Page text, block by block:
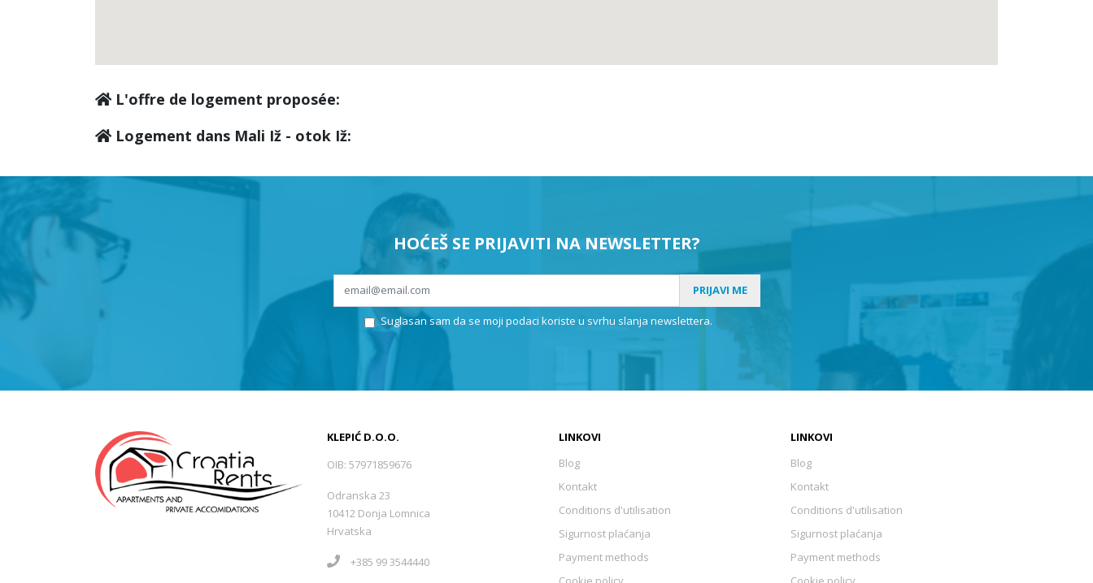
L'offre de logement proposée:
Logement dans Mali Iž - otok Iž:
HOĆEŠ SE PRIJAVITI NA NEWSLETTER?
PRIJAVI ME
Suglasan sam da se moji podaci koriste u svrhu slanja newslettera.
KLEPIĆ D.O.O.
OIB: 57971859676
Odranska 23
10412 Donja Lomnica
Hrvatska
+385 99 3544440
LINKOVI
Blog
Kontakt
Conditions d'utilisation
Sigurnost plaćanja
Payment methods
LINKOVI
Blog
Kontakt
Conditions d'utilisation
Sigurnost plaćanja
Payment methods